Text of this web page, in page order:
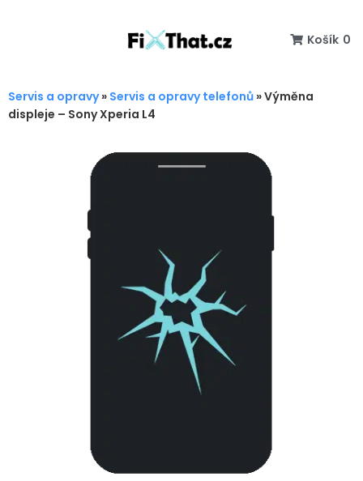
Košík 0
Servis a opravy» Servis a opravy telefonů »Výměna
displeje – Sony Xperia L4